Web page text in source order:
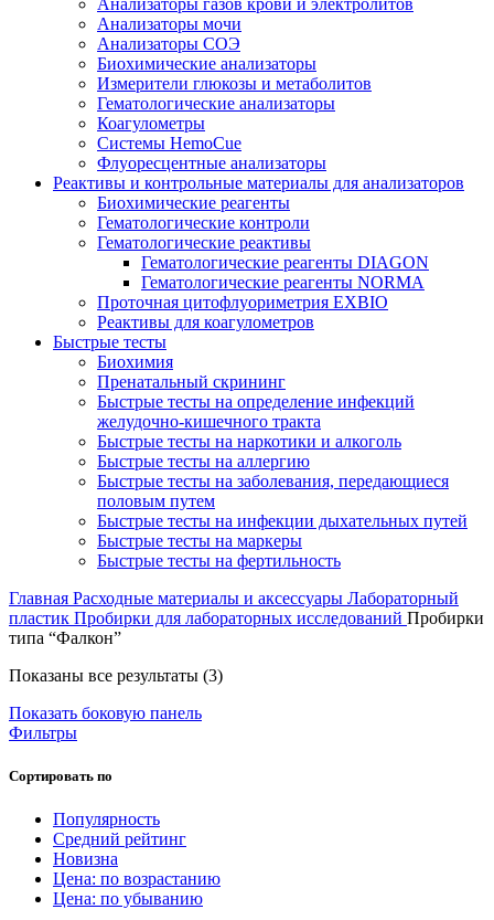
Анализаторы мочи
Анализаторы СОЭ
Биохимические анализаторы
Измерители глюкозы и метаболитов
Гематологические анализаторы
Коагулометры
Системы HemoCue
Флуоресцентные анализаторы
Реактивы и контрольные материалы для анализаторов
Биохимические реагенты
Гематологические контроли
Гематологические реактивы
Гематологические реагенты DIAGON
Гематологические реагенты NORMA
Проточная цитофлуориметрия EXBIO
Реактивы для коагулометров
Быстрые тесты
Биохимия
Пренатальный скрининг
Быстрые тесты на определение инфекций
желудочно-кишечного тракта
Быстрые тесты на наркотики и алкоголь
Быстрые тесты на аллергию
Быстрые тесты на заболевания, передающиеся
половым путем
Быстрые тесты на инфекции дыхательных путей
Быстрые тесты на маркеры
Быстрые тесты на фертильность
Главная Расходные материалы и аксессуары Лабораторный
пластик Пробирки для лабораторных исследований Пробирки
типа “Фалкон”
Показаны все результаты (3)Цены:
Показать боковую панель
Фильтры
Сортировать по
Популярность
Средний рейтинг
Новизна
Цена: по возрастанию
Цена: по убыванию